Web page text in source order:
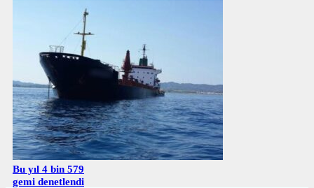
Bu yıl 4 bin 579
gemi denetlendi